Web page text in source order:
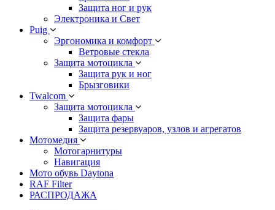
Защита ног и рук
Электроника и Свет
Puig
Эргономика и комфорт
Ветровые стекла
Защита мотоцикла
Защита рук и ног
Брызговики
Twalcom
Защита мотоцикла
Защита фары
Защита резервуаров, узлов и агрегатов
Мотомедия
Мотогарнитуры
Навигация
Мото обувь Daytona
RAF Filter
РАСПРОДАЖА